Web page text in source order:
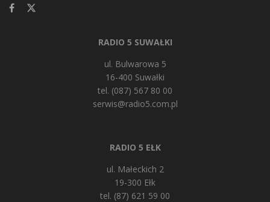
RADIO 5 SUWAŁKI
ul. Bulwarowa 5
16-400 Suwałki
tel. (087) 567 80 00
serwis@radio5.com.pl
RADIO 5 EŁK
ul. Małeckich 2
19-300 Ełk
tel. (87) 621 59 00